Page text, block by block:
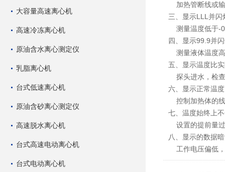
大容量高速离心机
高速冷冻离心机
原油含水离心测定仪
乳脂离心机
台式低速离心机
原油含砂离心测定仪
高速脱水离心机
台式高速电动离心机
台式电动离心机
加热管断线或
三、显示LLL并闪
测量温度低于-
四、显示99.9并
测量液体温度
五、显示温度比
探头进水，检
六、显示正常温
控制加热体的
七、温度始终上
设置的提前量
八、显示的数据
工作电压偏低